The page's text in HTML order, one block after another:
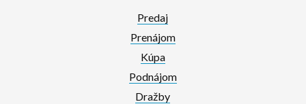
Predaj
Prenájom
Kúpa
Podnájom
Dražby